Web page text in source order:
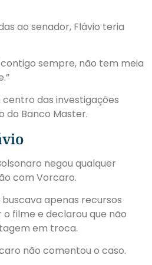
ao senador, Flávio teria
sempre, não tem meia
das investigações
do Banco Master.
negou qualquer
com Vorcaro.
apenas recursos
filme e declarou que não
em troca.
não comentou o caso.